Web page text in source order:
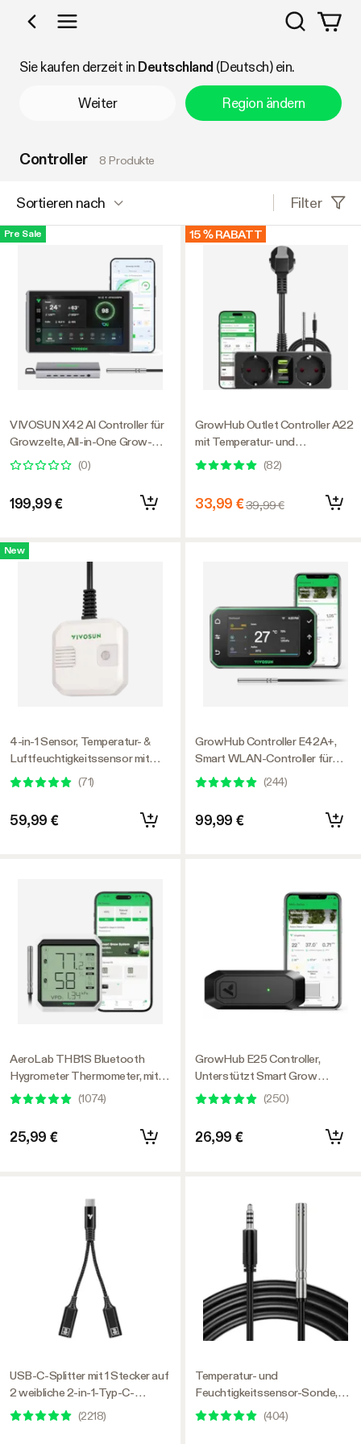
Nach Kategorie einkaufen
Suchen
Sie kaufen derzeit in Deutschland (Deutsch) ein.
Weiter Region ändern
Controller 8 Produkte
Sortieren nach Filter
Pre Sale
VIVOSUN X42 AI Controller für
Growzelte, All-in-One Grow-
Automatisierungssystem mit
stabiler Umgebungssteuerung &
VPD-Management, kabellose
Gerätesynchronisierung & App-
Systeme & Hydroponik
(0)
199,99 €
New
4-in-1 Sensor, Temperatur- &
Luftfeuchtigkeitssensor mit
CO₂- und Lichtmessung, VPD
Monitoring, nur kompatibel mit
(71)
59,99 €
AeroLab THB1S Bluetooth
Hygrometer Thermometer, mit
externer Sensorsonde inkl.
(1074)
25,99 €
USB-C-Splitter mit 1 Stecker auf
2 weibliche 2-in-1-Typ-C-
Splitter, Daisy-Chain-
Adapterdongle für GrowHub
(2218)
15 % RABATT
GrowHub Outlet Controller A22
mit Temperatur- und
Feuchtigkeitssensor, Smart Plug
Thermostat 15A 3600W,
kompatibel mit VIVOSUN App
für Growzelt
(82)
33,99 € 39,99 €
GrowHub Controller E42A+,
Smart WLAN-Controller für
Growzelte
Umgebungssteuerung von
VPD, Timer, Zyklen und
(244)
99,99 €
GrowHub E25 Controller,
Unterstützt Smart Grow
System Geräte, Einfache
Erweiterungsanschluss für
(250)
26,99 €
Temperatur- und
Feuchtigkeitssensor-Sonde,
wasserdichte Edelstahl-Sonde
zur Umgebungsüberwachung für
(404)